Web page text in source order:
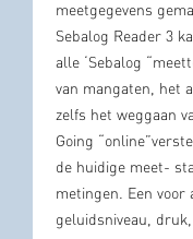
meetgegevens
Sebalog Reader 3
alle ‘Sebalog
van mangaten, het
zelfs het weggaan
Going
de huidige meet-
metingen. Een voor
geluidsniveau,